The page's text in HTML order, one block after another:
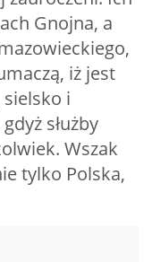
Gnojna, a
iż jest
i
służby
Wszak
tylko Polska,